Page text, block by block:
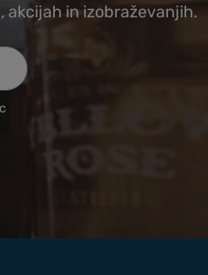
akcijah in izobraževanjih.